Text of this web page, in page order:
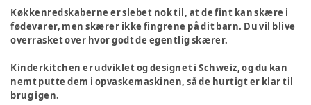
Køkkenredskaberne er slebet nok til, at de fint kan skære i
fødevarer, men skærer ikke fingrene på dit barn. Du vil blive
overrasket over hvor godt de egentlig skærer.
Kinderkitchen er udviklet og designet i Schweiz, og du kan
nemt putte dem i opvaskemaskinen, så de hurtigt er klar til
brug igen.